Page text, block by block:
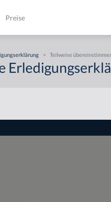
Preise
> Teilweise